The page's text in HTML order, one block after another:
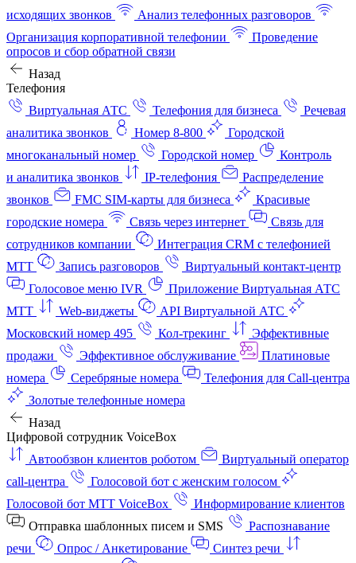
исходящих звонков
Анализ телефонных разговоров
Организация корпоративной телефонии
Проведение
опросов и сбор обратной связи
Назад
Телефония
Виртуальная АТС
Телефония для бизнеса
Речевая
аналитика звонков
Номер 8-800
Городской
многоканальный номер
Городской номер
Контроль
и аналитика звонков
IP-телефония
Распределение
звонков
FMC SIM-карты для бизнеса
Красивые
городские номера
Связь через интернет
Связь для
сотрудников компании
Интеграция CRM с телефонией
МТТ
Запись разговоров
Виртуальный контакт‑центр
Голосовое меню IVR
Приложение Виртуальная АТС
МТТ
Web-виджеты
API Виртуальной АТС
Московский номер 495
Кол-трекинг
Эффективные
продажи
Эффективное обслуживание
Платиновые
номера
Серебряные номера
Телефония для Call-центра
Золотые телефонные номера
Назад
Цифровой сотрудник VoiceBox
Автообзвон клиентов роботом
Виртуальный оператор
call-центра
Голосовой бот с женским голосом
Голосовой бот МТТ VoiceBox
Информирование клиентов
Отправка шаблонных писем и SMS
Распознавание
речи
Опрос / Анкетирование
Синтез речи